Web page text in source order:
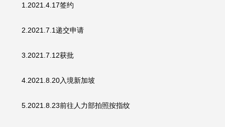
1.2021.4.17签约
2.2021.7.1递交申请
3.2021.7.12获批
4.2021.8.20入境新加坡
5.2021.8.23前往人力部拍照按指纹